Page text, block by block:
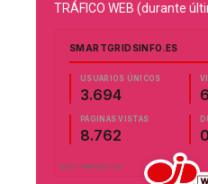
TRÁFICO WEB (durante